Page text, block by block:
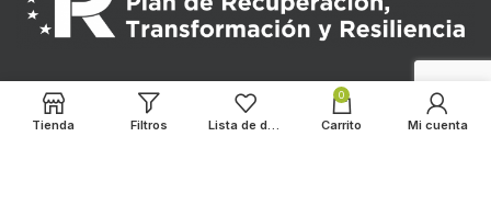
Tienda Filtros Lista de deseos
0
Carrito Mi cuenta